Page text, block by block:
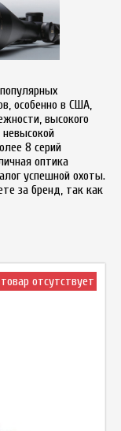
особенно в США,
высокого
8 серий
оптика
успешной охоты.
за бренд, так как
товар отсутствует